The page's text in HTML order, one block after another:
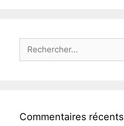
Rechercher :
Commentaires récents